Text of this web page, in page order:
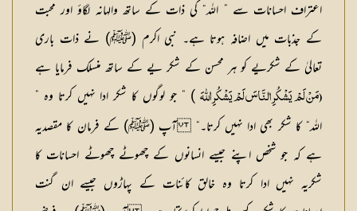
اعتراف احسانات سے ” اللہ“ کی ذات کے ساتھ والہانہ لگاؤ اور محبت
کے جذبات میں اضافہ ہوتا ہے۔ نبی اکرم (ﷺ) نے ذات باری
تعالیٰ کے شکریے کو ہر محسن کے شکر یے کے ساتھ منسلک فرمایا ہے
(مَنْ لَمْ یَشْکُرِالنَّاسَ لَمْ یَشْکُرِاللّٰہَ ) ” جو لوگوں کا شکر ادا نہیں کرتا وہ ”
اللہ“ کا شکر بھی ادا نہیں کرتا۔“ آپ (ﷺ) کے فرمان کا مقصدیہ
ہے کہ جو شخص اپنے جیسے انسانوں کے چھوٹے چھوٹے احسانات کا
شکریہ نہیں ادا کرتا وہ خالق کائنات کے پہاڑوں جیسے ان گنت